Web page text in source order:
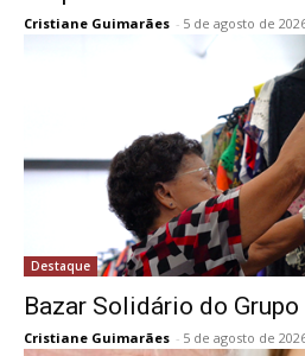
Cristiane Guimarães - 5 de agosto de
Destaque
Bazar Solidário do Grupo
Cristiane Guimarães - 5 de agosto de